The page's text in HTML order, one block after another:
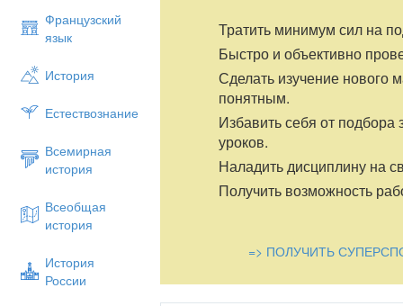
Французский
язык
История
Естествознание
Всемирная
история
Всеобщая
история
История
России
Тратить минимум сил на
Быстро и объективно
Сделать изучение нового
понятным.
Избавить себя от подбора
уроков.
Наладить дисциплину на
Получить возможность
=> ПОЛУЧИТЬ